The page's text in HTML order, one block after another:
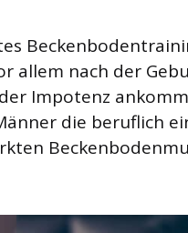
allem nach der
Impotenz
die beruflich